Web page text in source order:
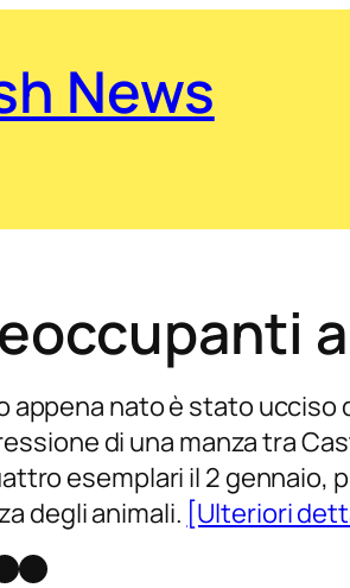
News
appena nato è stato
di una manza tra
esemplari il 2 gennaio,
degli animali. [Ulteriori
Telegram